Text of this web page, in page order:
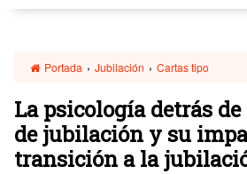
Portada › Jubilación › Cartas tipo
La psicología detrás
de jubilación y su
transición a la